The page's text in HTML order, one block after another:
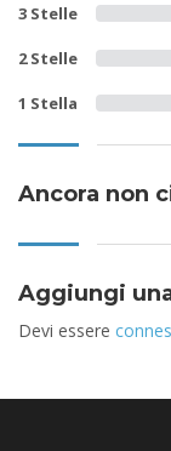
3 Stelle
2 Stelle
1 Stella
Ancora non
Aggiungi
Devi essere